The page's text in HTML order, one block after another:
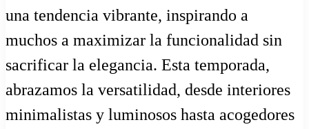
una tendencia vibrante, inspirando a
muchos a maximizar la funcionalidad sin
sacrificar la elegancia. Esta temporada,
abrazamos la versatilidad, desde interiores
minimalistas y luminosos hasta acogedores